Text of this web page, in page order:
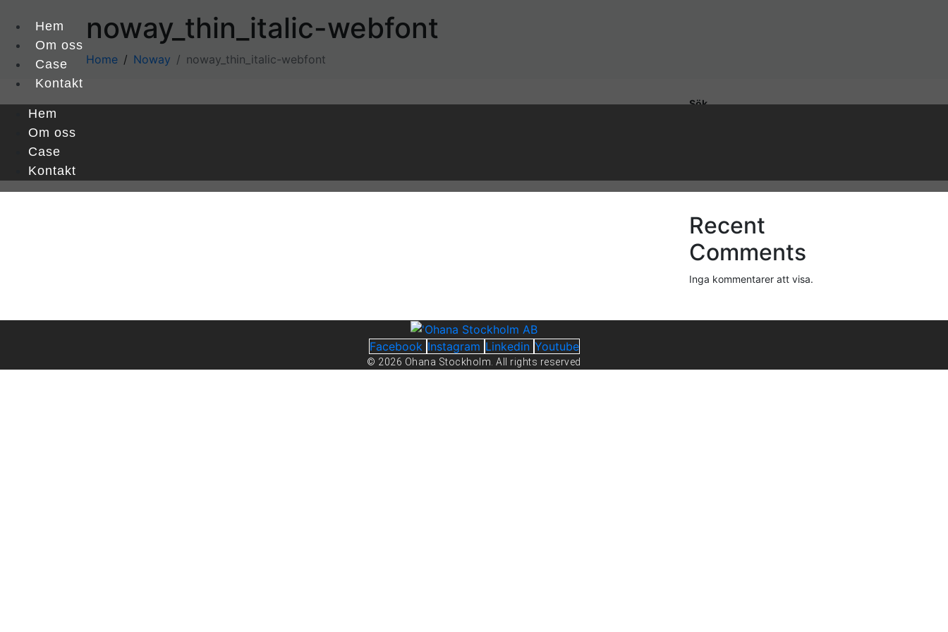
Hem
Om oss
Case
Kontakt
Hem
Om oss
Case
Kontakt
noway_thin_italic-webfont
Home Noway noway_thin_italic-webfont
Sök
Recent
Comments
Inga kommentarer att visa.
Facebook Instagram Linkedin Youtube
© 2026 Ohana Stockholm. All rights reserved